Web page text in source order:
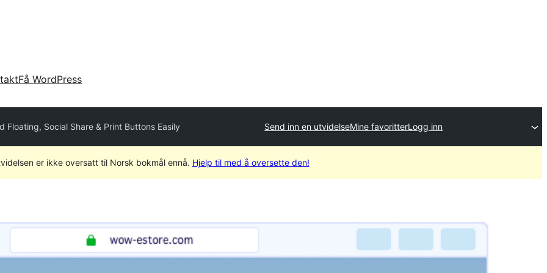
Få WordPress
Floating, Social Share & Print Buttons Easily Send inn en utvidelseMine favoritterLogg inn
er ikke oversatt til Norsk bokmål ennå. Hjelp til med å oversette den!